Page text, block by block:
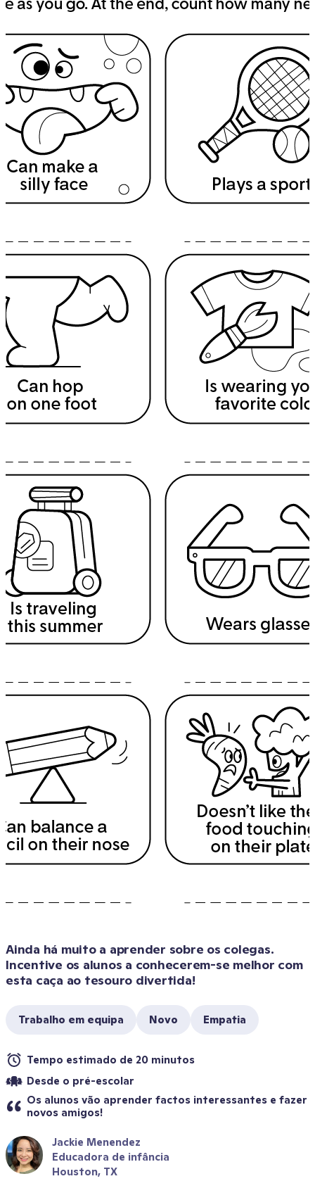
Ainda há muito a aprender sobre os colegas.
Incentive os alunos a conhecerem-se melhor com
esta caça ao tesouro divertida!
Trabalho em equipa Novo Empatia
Tempo estimado de 20 minutos
Desde o pré-escolar
Os alunos vão aprender factos interessantes e fazer
novos amigos!
Jackie Menendez
Educadora de infância
Houston, TX